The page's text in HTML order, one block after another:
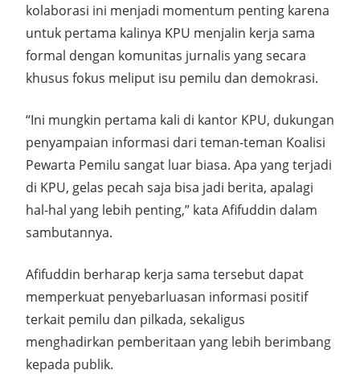
kolaborasi ini menjadi momentum penting karena
untuk pertama kalinya KPU menjalin kerja sama
formal dengan komunitas jurnalis yang secara
khusus fokus meliput isu pemilu dan demokrasi.
“Ini mungkin pertama kali di kantor KPU, dukungan
penyampaian informasi dari teman-teman Koalisi
Pewarta Pemilu sangat luar biasa. Apa yang terjadi
di KPU, gelas pecah saja bisa jadi berita, apalagi
hal-hal yang lebih penting,” kata Afifuddin dalam
sambutannya.
Afifuddin berharap kerja sama tersebut dapat
memperkuat penyebarluasan informasi positif
terkait pemilu dan pilkada, sekaligus
menghadirkan pemberitaan yang lebih berimbang
kepada publik.